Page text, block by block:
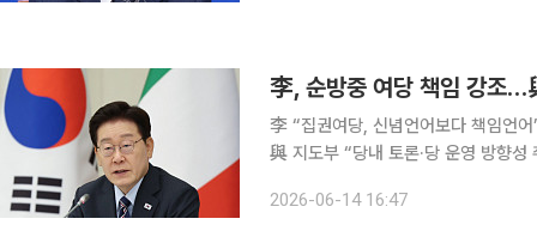
李, 순방중 여당 책임 강조…
李 “집권여당, 신념언어보다 책임언
與 지도부 “당내 토론·당 운영 방향성 취지로 봐야” 유럽을 순방하고 있
파 갈등 조짐에 경고 메시지 낸 것으
2026-06-14 16:47